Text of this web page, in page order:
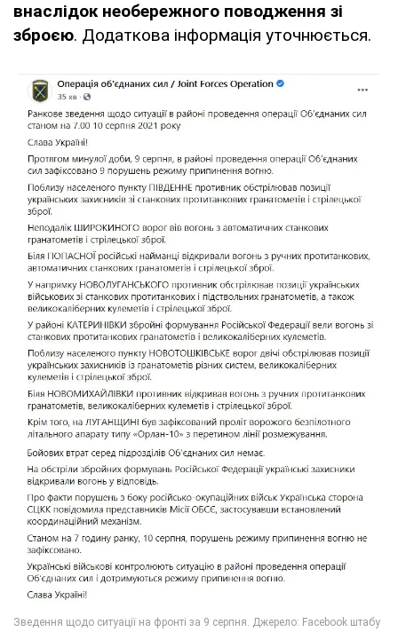
внаслідок необережного поводження зі
зброєю. Додаткова інформація уточнюється.